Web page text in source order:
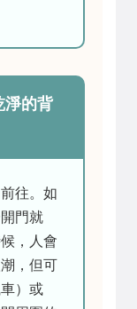
淨的背
往。如
門就
，人會
，但可
）或